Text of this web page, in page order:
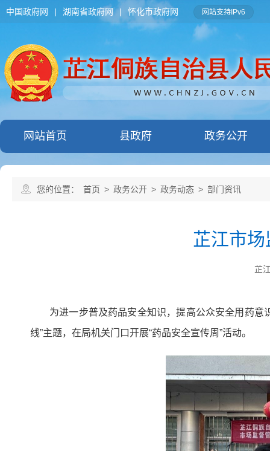
中国政府网 | 湖南省政府网 | 怀化市政府网 网站支持IPv6
网站首页 县政府 政务公开
您的位置： 首页 > 政务公开 > 政务动态 > 部门资讯
芷江市场
芷
为进一步普及药品安全知识，提高公众安全用药
线”主题，在局机关门口开展“药品安全宣传周”活动。